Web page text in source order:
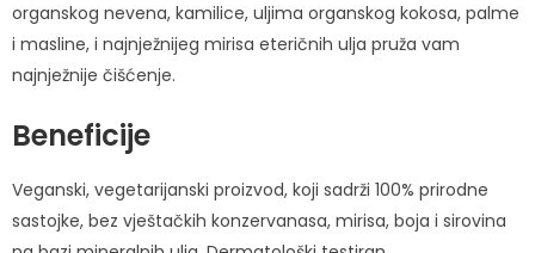
organskog nevena, kamilice, uljima organskog kokosa, palme
i masline, i najnježnijeg mirisa eteričnih ulja pruža vam
najnježnije čišćenje.
Beneficije
Veganski, vegetarijanski proizvod, koji sadrži 100% prirodne
sastojke, bez vještačkih konzervanasa, mirisa, boja i sirovina